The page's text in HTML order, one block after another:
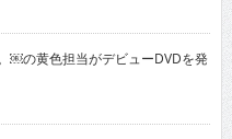
￼の黄色担当がデビューDVDを発